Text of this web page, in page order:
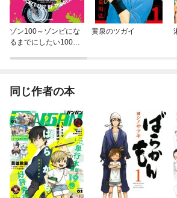
ゾン100～ゾンビにな
るまでにしたい100の
黄泉のツガイ
同じ作者の本